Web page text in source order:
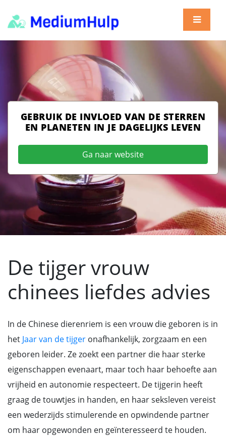
GEBRUIK DE INVLOED VAN DE STERREN
EN PLANETEN IN JE DAGELIJKS LEVEN
Ga naar website
De tijger vrouw
chinees liefdes advies
In de Chinese dierenriem is een vrouw die geboren is in
het Jaar van de tijger onafhankelijk, zorgzaam en een
geboren leider. Ze zoekt een partner die haar sterke
eigenschappen evenaart, maar toch haar behoefte aan
vrijheid en autonomie respecteert. De tijgerin heeft
graag de touwtjes in handen, en haar seksleven vereist
een wederzijds stimulerende en opwindende partner
om haar opgewonden en geïnteresseerd te houden.